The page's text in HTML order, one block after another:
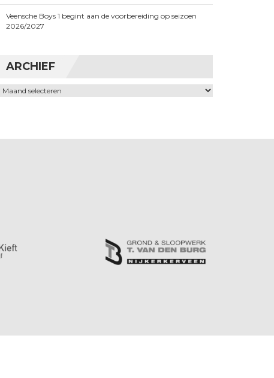
Veensche Boys 1 begint aan de voorbereiding op seizoen
2026/2027
ARCHIEF
Archief